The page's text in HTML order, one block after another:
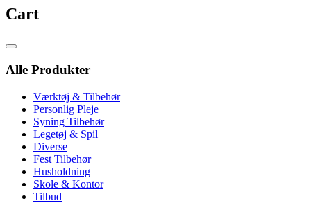
Cart
Catalog
Alle Produkter
Værktøj & Tilbehør
Personlig Pleje
Syning Tilbehør
Legetøj & Spil
Diverse
Fest Tilbehør
Husholdning
Skole & Kontor
Tilbud